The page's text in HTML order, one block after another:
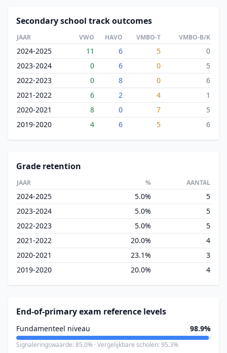
Secondary school track outcomes
JAAR VWO HAVO VMBO-T VMBO-B/K
2024-2025 11 6 5
0
2023-2024
0 6 0
5
2022-2023
0 8 0
6
2021-2022
6 2 4
1
2020-2021
8 0 7
5
2019-2020
4 6 5 6
Grade retention
JAAR % AANTAL
2024-2025 5.0%
5
2023-2024
5.0%
5
2022-2023
5.0%
5
2021-2022
20.0%
4
2020-2021
23.1%
3
2019-2020
20.0% 4
End-of-primary exam reference levels
Fundamenteel niveau 98.9%
Signaleringswaarde: 85.0% · Vergelijkbare scholen: 95.3%